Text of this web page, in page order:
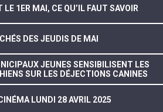
1ER MAI, CE QU’IL FAUT SAVOIR
DES JEUDIS DE MAI
JEUNES SENSIBILISENT LES
SUR LES DÉJECTIONS CANINES
LUNDI 28 AVRIL 2025